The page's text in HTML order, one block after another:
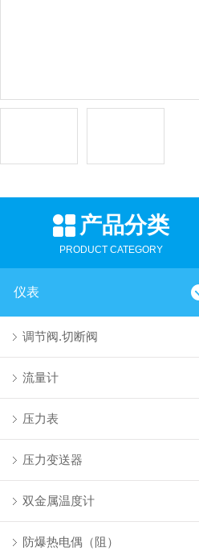
产品分类
PRODUCT CATEGORY
仪表
调节阀.切断阀
流量计
压力表
压力变送器
双金属温度计
防爆热电偶（阻）